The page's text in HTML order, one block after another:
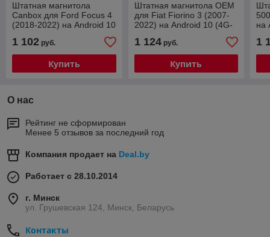
Штатная магнитола
Canbox для Ford Focus 4
(2018-2022) на Android 10
(4G-SIM, 2/32, DSP, QLed)
С крутилками
1 102 руб.
Купить
Штатная магнитола OEM
для Fiat Fiorino 3 (2007-
2022) на Android 10 (4G-
1 124руб.
Купить
на
1
О нас
Рейтинг не сформирован
Менее 5 отзывов за последний год
Компания продает на Deal.by
Работает с 28.10.2014
г. Минск
ул. Грушевская 124, Минск, Беларусь
Контакты